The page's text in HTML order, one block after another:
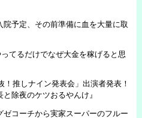
院予定、その前準備に血を大量に取
てるだけでなぜ大金を稼げると思
！推しナイン発表会」出演者発表！
除夜のケツおるやんけ』
ゼコーチから実家スーパーのフルー